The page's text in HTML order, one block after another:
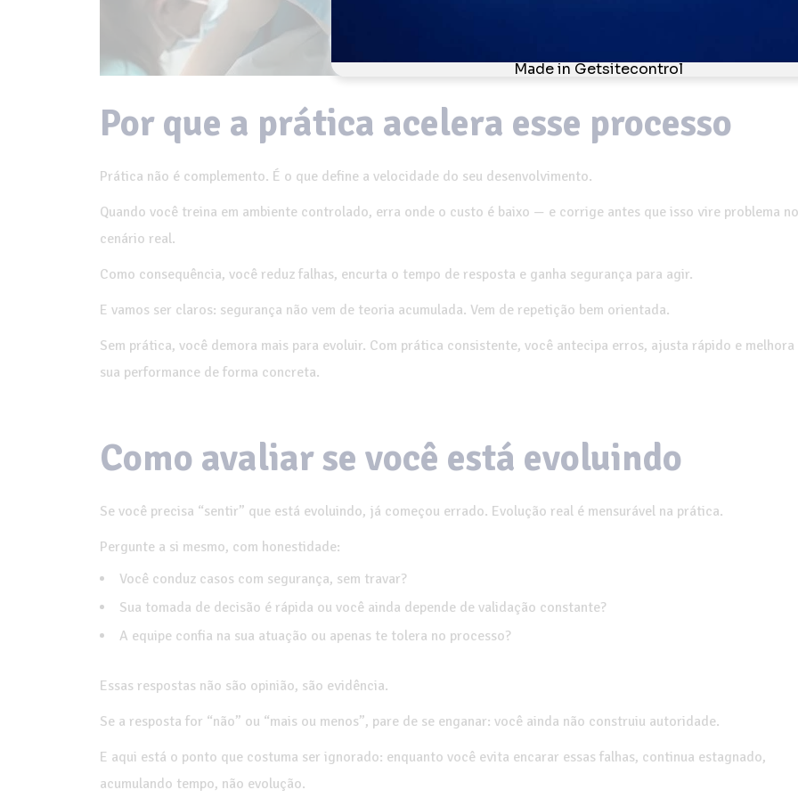
Por que a prática acelera esse processo
Prática não é complemento. É o que define a velocidade do seu desenvolvimento.
Quando você treina em ambiente controlado, erra onde o custo é baixo — e corrige antes que isso vire problema no
cenário real.
Como consequência, você reduz falhas, encurta o tempo de resposta e ganha segurança para agir.
E vamos ser claros: segurança não vem de teoria acumulada. Vem de repetição bem orientada.
Sem prática, você demora mais para evoluir. Com prática consistente, você antecipa erros, ajusta rápido e melhora
sua performance de forma concreta.
Como avaliar se você está evoluindo
Se você precisa “sentir” que está evoluindo, já começou errado. Evolução real é mensurável na prática.
Pergunte a si mesmo, com honestidade:
Você conduz casos com segurança, sem travar?
Sua tomada de decisão é rápida ou você ainda depende de validação constante?
A equipe confia na sua atuação ou apenas te tolera no processo?
Essas respostas não são opinião, são evidência.
Se a resposta for “não” ou “mais ou menos”, pare de se enganar: você ainda não construiu autoridade.
E aqui está o ponto que costuma ser ignorado: enquanto você evita encarar essas falhas, continua estagnado,
acumulando tempo, não evolução.